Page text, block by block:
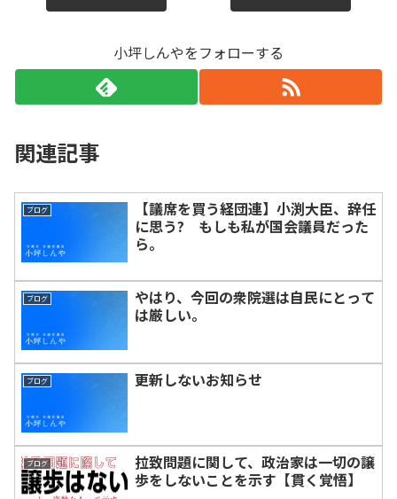
小坪しんやをフォローする
関連記事
ブログ
【議席を買う経団連】小渕大臣、辞任
に思う? もしも私が国会議員だった
ら。
ブログ
やはり、今回の衆院選は自民にとって
は厳しい。
ブログ 更新しないお知らせ
ブログ
拉致問題に関して、政治家は一切の譲
歩をしないことを示す【貫く覚悟】